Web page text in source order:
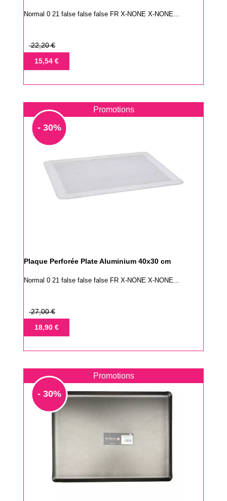
Normal 0 21 false false false FR X-NONE X-NONE...
Prix
base
22,20 €
Prix15,54 €
Promotions
- 30%
Plaque Perforée Plate Aluminium 40x30 cm
Normal 0 21 false false false FR X-NONE X-NONE...
Prix
base
27,00 €
Prix18,90 €
Promotions
- 30%